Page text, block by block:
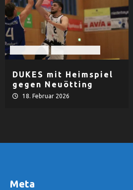
DUKES mit Heimspiel
gegen Neuötting
18. Februar 2026
Meta